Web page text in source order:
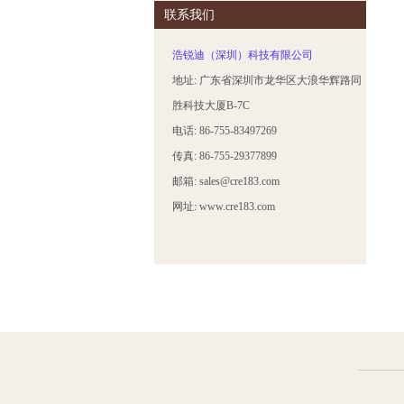
联系我们
浩锐迪（深圳）科技有限公司
地址: 广东省深圳市龙华区大浪华辉路同
胜科技大厦B-7C
电话: 86-755-83497269
传真: 86-755-29377899
邮箱: sales@cre183.com
网址: www.cre183.com